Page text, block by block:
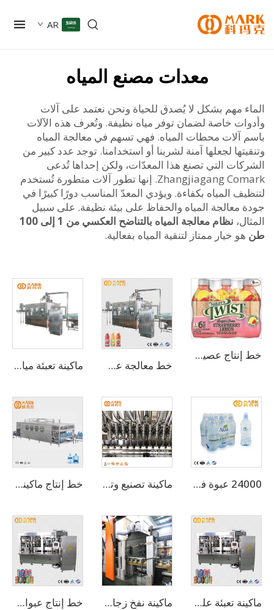
AR
معدات مصنع المياه
مهم بشكل لا يُصدق للحياة ونحن نعتمد على آلات
خاصة لضمان توفر مياه نظيفة. وتُعرف هذه الآلات
آلات محطات المياه. فهي تسهم في معالجة المياه
لجعلها آمنة لشربنا أو استخدامنا. توجد عدد كبير من
التي تصنع هذا المعدّات، ولكن إحداها تُدعى
Zhangjiagang Comark. إنها تطور آلات متطورة تُستخدم
المياه بكفاءة. ويؤدي المعدّ المناسب دورًا كبيرًا في
معالجة المياه والحفاظ على بيئة نظيفة. على سبيل
نظام معالجة المياه بالتناضح العكسي من 1 إلى 100
هو خيار ممتاز لتنقية المياه بفعالية.
خط إنتاج عصير صغير الحجم بسعة 2000 زجاجة بالساعة
خط معالجة عصير الصبار بسعة 6000-8000 زجاجة في الساعة ماكينة تعبئة مياه شرب أوتوماتيكية بسعة 18000-20000 زجاجة بالساعة
24000 عبوة في الساعة لسعة 500 مل، ماكينة تعبئة أوتوماتيكية بالكامل للمياه المعدنية الشرب (CGF-50-50-15) ماكينة تصنيع وتعبئة سوائل عالية الدقة في الزجاجات خط إنتاج ماكينة تعبئة المياه الكاملة بسعة 100-150 عبوة/ساعة، 5 جالون، 20 لتر، مع زجاجة برميل PET
ماكينة تعبئة علب البيرة الألومنيوم بسعة 100-150 لد/دقيقة / خط معدات التعبئة في العلب ماكينة نفخ زجاجات PET من 6 تجاويف خط إنتاج عبوات الألمنيوم للمشروبات الغازية